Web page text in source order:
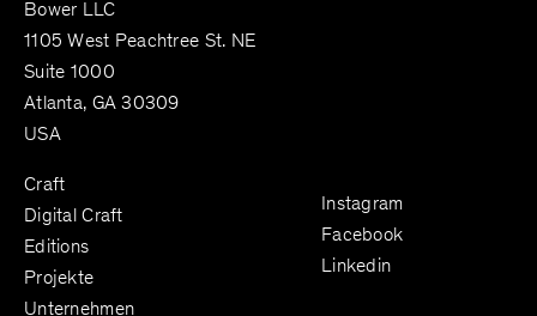
Bower LLC
1105 West Peachtree St. NE
Suite 1000
Atlanta, GA 30309
USA
Craft
Digital Craft
Editions
Projekte
Unternehmen
Instagram
Facebook
Linkedin